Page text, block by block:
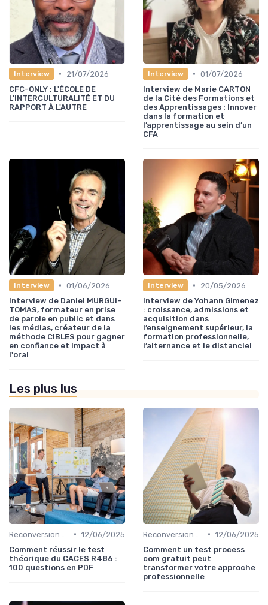
Interview •
21/07/2026
CFC-ONLY : L'ÉCOLE DE
L'INTERCULTURALITÉ ET DU
RAPPORT À L'AUTRE
Interview • 01/07/2026
Interview de Marie CARTON
de la Cité des Formations et
des Apprentissages : Innover
dans la formation et
l’apprentissage au sein d’un
CFA
Interview • 01/06/2026
Interview de Daniel MURGUI-
TOMAS, formateur en prise
de parole en public et dans
les médias, créateur de la
méthode CIBLES pour gagner
en confiance et impact à
l'oral
Interview •
20/05/2026
Interview de Yohann Gimenez
: croissance, admissions et
acquisition dans
l’enseignement supérieur, la
formation professionnelle,
l’alternance et le distanciel
Les plus lus
• 12/06/2025
Comment réussir le test
théorique du CACES R486 :
100 questions en PDF
• 12/06/2025
Comment un test process
com gratuit peut
transformer votre approche
professionnelle